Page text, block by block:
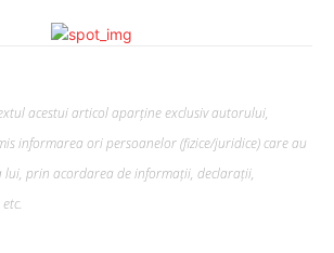
acestui articol aparține exclusiv autorului,
informarea ori persoanelor (fizice/juridice) care au
prin acordarea de informații, declarații,